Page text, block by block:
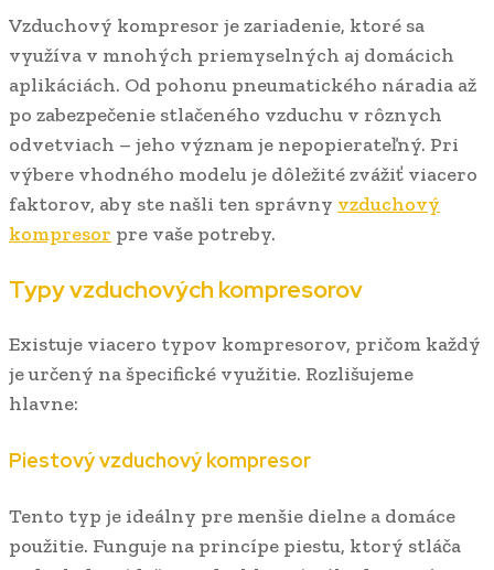
Vzduchový kompresor je zariadenie, ktoré sa
využíva v mnohých priemyselných aj domácich
aplikáciách. Od pohonu pneumatického náradia až
po zabezpečenie stlačeného vzduchu v rôznych
odvetviach – jeho význam je nepopierateľný. Pri
výbere vhodného modelu je dôležité zvážiť viacero
faktorov, aby ste našli ten správny vzduchový
kompresor pre vaše potreby.
Typy vzduchových kompresorov
Existuje viacero typov kompresorov, pričom každý
je určený na špecifické využitie. Rozlišujeme
hlavne:
Piestový vzduchový kompresor
Tento typ je ideálny pre menšie dielne a domáce
použitie. Funguje na princípe piestu, ktorý stláča